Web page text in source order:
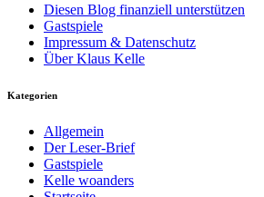
Diesen Blog finanziell unterstützen
Gastspiele
Impressum & Datenschutz
Über Klaus Kelle
Kategorien
Allgemein
Der Leser-Brief
Gastspiele
Kelle woanders